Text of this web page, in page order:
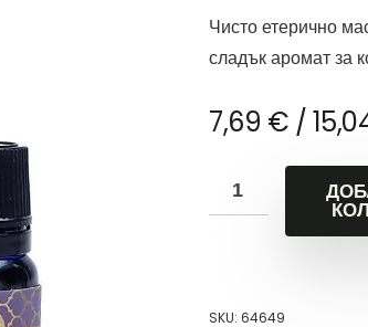
Чисто етерично
сладък аромат за
7,69 € /
SKU: 64649